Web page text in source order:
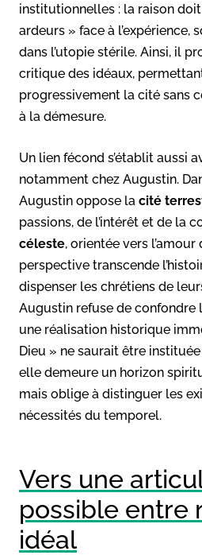
institutionnelles : la raison
ardeurs » face à l’expérience,
dans l’utopie stérile. Ainsi, il
critique des idéaux,
progressivement la cité sans
à la démesure.
Un lien fécond s’établit aussi
notamment chez Augustin.
Augustin oppose la cité
passions, de l’intérêt et de la
céleste, orientée vers l’amour
perspective transcende
dispenser les chrétiens de
Augustin refuse de confondre
une réalisation historique
Dieu » ne saurait être
elle demeure un horizon
mais oblige à distinguer les
nécessités du temporel.
Vers une
possible entre
idéal